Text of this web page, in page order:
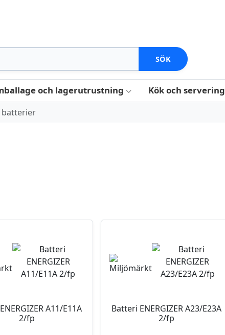
SÖK
och lagerutrustning Kök och servering
batterier
A11/E11A
2/fp
Batteri ENERGIZER A23/E23A
2/fp